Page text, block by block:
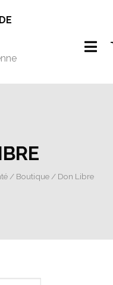
/ Boutique/ Don Libre